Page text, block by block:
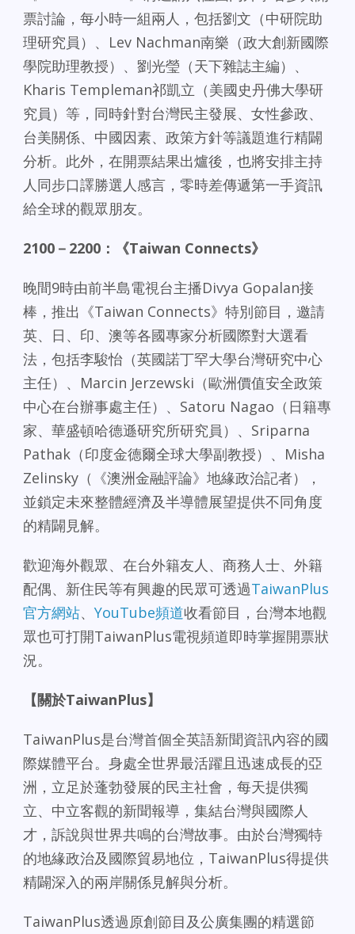
票討論，每小時一組兩人，包括劉文（中研院助
理研究員）、Lev Nachman南樂（政大創新國際
學院助理教授）、劉光瑩（天下雜誌主編）、
Kharis Templeman祁凱立（美國史丹佛大學研
究員）等，同時針對台灣民主發展、女性參政、
台美關係、中國因素、政策方針等議題進行精闢
分析。此外，在開票結果出爐後，也將安排主持
人同步口譯勝選人感言，零時差傳遞第一手資訊
給全球的觀眾朋友。
2100－2200：《Taiwan Connects》
晚間9時由前半島電視台主播Divya Gopalan接
棒，推出《Taiwan Connects》特別節目，邀請
英、日、印、澳等各國專家分析國際對大選看
法，包括李駿怡（英國諾丁罕大學台灣研究中心
主任）、Marcin Jerzewski（歐洲價值安全政策
中心在台辦事處主任）、Satoru Nagao（日籍專
家、華盛頓哈德遜研究所研究員）、Sriparna
Pathak（印度金德爾全球大學副教授）、Misha
Zelinsky（《澳洲金融評論》地緣政治記者），
並鎖定未來整體經濟及半導體展望提供不同角度
的精闢見解。
歡迎海外觀眾、在台外籍友人、商務人士、外籍
配偶、新住民等有興趣的民眾可透過TaiwanPlus
官方網站、 YouTube頻道收看節目，台灣本地觀
眾也可打開TaiwanPlus電視頻道即時掌握開票狀
況。
【關於TaiwanPlus】
TaiwanPlus是台灣首個全英語新聞資訊內容的國
際媒體平台。身處全世界最活躍且迅速成長的亞
洲，立足於蓬勃發展的民主社會，每天提供獨
立、中立客觀的新聞報導，集結台灣與國際人
才，訴說與世界共鳴的台灣故事。由於台灣獨特
的地緣政治及國際貿易地位，TaiwanPlus得提供
精闢深入的兩岸關係見解與分析。
TaiwanPlus透過原創節目及公廣集團的精選節